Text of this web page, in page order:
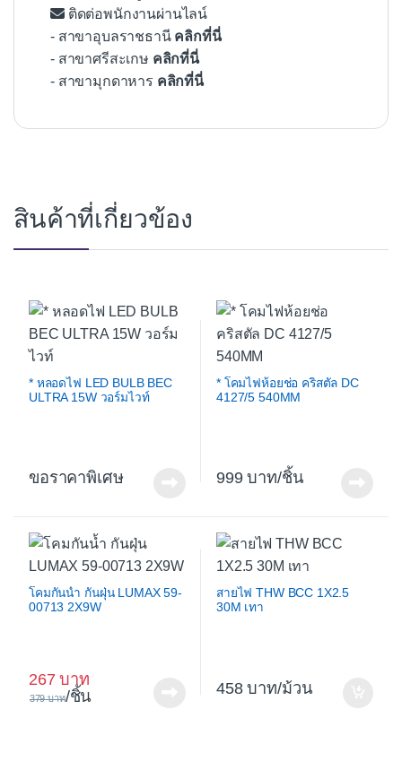
ติดต่อพนักงานผ่านไลน์
- สาขาอุบลราชธานี คลิกที่นี่
- สาขาศรีสะเกษ คลิกที่นี่
- สาขามุกดาหาร คลิกที่นี่
สินค้าที่เกี่ยวข้อง
* หลอดไฟ LED BULB BEC
ULTRA 15W วอร์มไวท์
ขอราคาพิเศษ
* โคมไฟห้อยช่อ คริสตัล DC
4127/5 540MM
999 /ชิ้น
โคมกันน้ำ กันฝุ่น LUMAX 59-
00713 2X9W
267
379 /ชิ้น
สายไฟ THW BCC 1X2.5
30M เทา
458 /ม้วน